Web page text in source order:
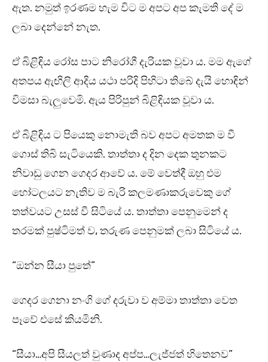
ඇත. නමුත් ඉරණම හැම විට ම අපට අප කැමති දේ ම
ලබා දෙන්නේ නැත.
ඒ බිළිඳිය රෝස පාට නිරෝගී දැරියක වූවා ය. මම ඇගේ
අතපය ඇඟිලි ආදිය යථා පරිදි පිහිටා තිබේ දැයි හොඳින්
විමසා බැලුවෙමි. ඇය පිරිපුන් බිළිඳියක වූවා ය.
ඒ බිළිඳිය ට පියෙකු නොමැති බව අපට අමතක ම වී
ගොස් තිබි සැටියෙකි. තාත්තා ද දින දෙක තුනකට
නිවාඩු ගෙන ගෙදර ආවේ ය. මේ වෙත්දී ඔහු එම
හෝටලයට නැතිව ම බැරි කලමණාකරුවෙකු ගේ
තත්වයට උසස් වී සිටියේ ය. තාත්තා පෙනුමෙන් ද
තරමක් පුෂ්ටිමත් ව, තරුණ පෙනුමක් ලබා සිටියේ ය.
“ඔන්න සීයා පුතේ”
ගෙදර ගෙනා නංගි ගේ දරුවා ව අම්මා තාත්තා වෙත
පෑවේ එසේ කියමිනි.
“සීයා…අපි සීයලත් වුණාද අප්ප…ලැජ්ජත් හිතෙනව”